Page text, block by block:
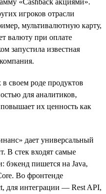
игроков отрасли
мультивалютную карту,
валюту при оплате
запустила известная
своем роде продуктов
для аналитиков,
их ценность как
дает универсальный
В стек входят самые
бэкенд пишется на Java,
Во фронтенде
для интеграции — Rest API,